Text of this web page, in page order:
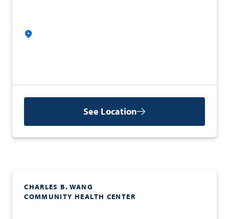
See Location
CHARLES B. WANG
COMMUNITY HEALTH CENTER